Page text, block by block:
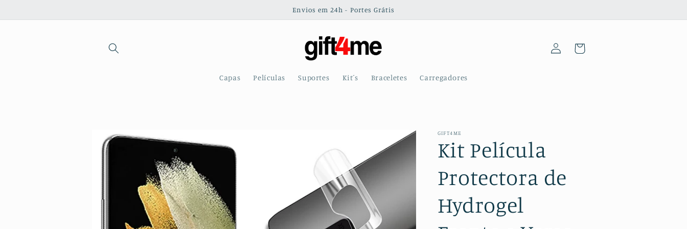
conteúdo
Envios em 24h - Portes Grátis
Capas Películas Suportes Kit´s Braceletes Carregadores
Iniciar
sessão
Carrinho
a
GIFT4ME
Kit Película
Protectora de
Hydrogel